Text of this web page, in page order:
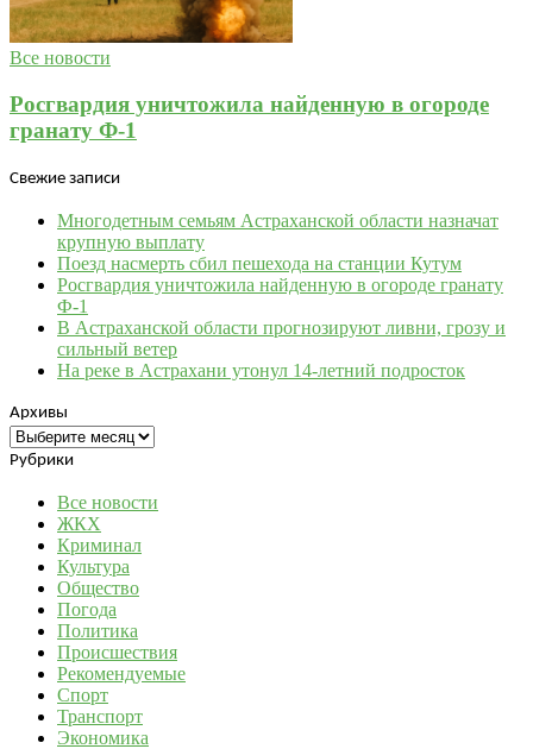
Все новости
Росгвардия уничтожила найденную в огороде
гранату Ф-1
Свежие записи
Многодетным семьям Астраханской области назначат
крупную выплату
Поезд насмерть сбил пешехода на станции Кутум
Росгвардия уничтожила найденную в огороде гранату
Ф-1
В Астраханской области прогнозируют ливни, грозу и
сильный ветер
На реке в Астрахани утонул 14-летний подросток
Архивы
Архивы
Рубрики
Все новости
ЖКХ
Криминал
Культура
Общество
Погода
Политика
Происшествия
Рекомендуемые
Спорт
Транспорт
Экономика